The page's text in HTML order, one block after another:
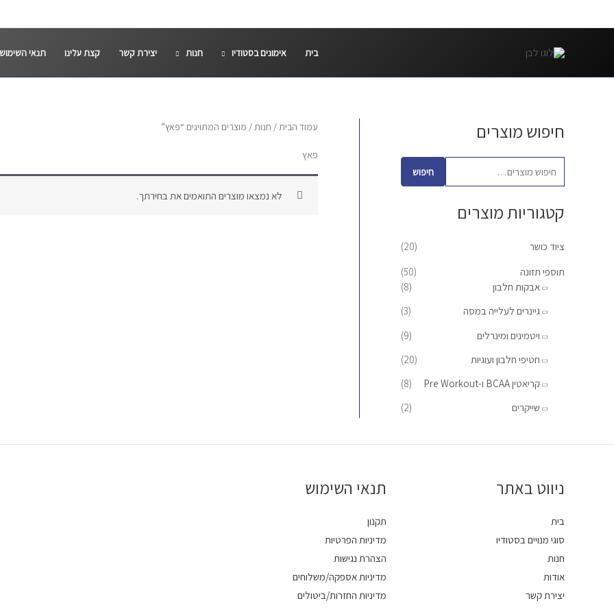
לתוכן
בית אימונים בסטודיו חנות יצירת קשר קצת עלינו תנאי השימוש
חיפוש מוצרים
ח
פ
ו
ש
ו
ר
:
חיפוש
קטגוריות מוצרים
ציוד כושר
(20)
תוספי תזונה
(50)
אבקות חלבון
(8)
גיינרים לעלייה במסה
(3)
ויטמינים ומינרלים
(9)
חטיפי חלבון ועוגיות
(20)
קריאטין BCAA ו-Pre Workout
(8)
שייקרים
(2)
עמוד הבית/ חנות/ מוצרים המתויגים “פאץ”
פאץ
לא נמצאו מוצרים התואמים את בחירתך.
ניווט באתר
בית
סוגי מנויים בסטודיו
חנות
אודות
יצירת קשר
תנאי השימוש
תקנון
מדיניות הפרטיות
הצהרת נגישות
מדיניות אספקה/משלוחים
מדיניות החזרות/ביטולים